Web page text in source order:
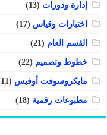
إدارة ودورات (13)
اختبارات وقياس (17)
القسم العام (21)
خطوط وتصميم (22)
مايكروسوفت أوفيس (11)
مطبوعات رقمية (18)